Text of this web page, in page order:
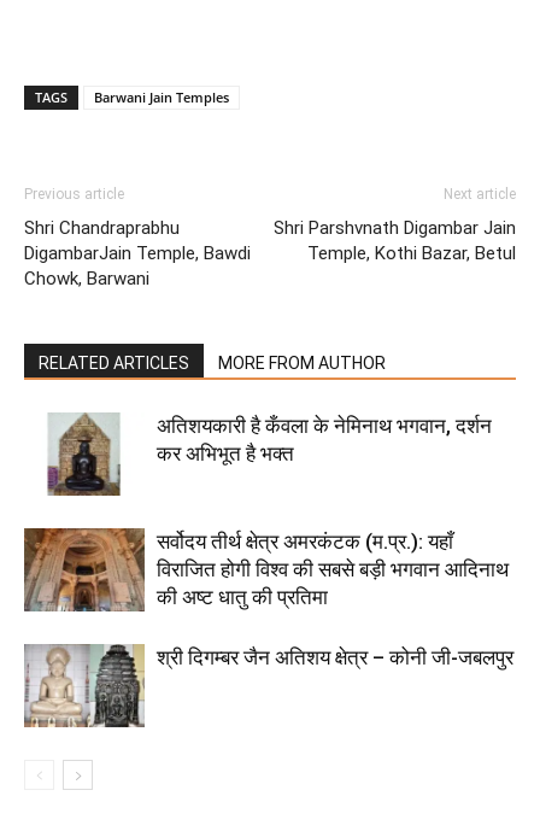
TAGS Barwani Jain Temples
Previous article
Shri Chandraprabhu
DigambarJain Temple, Bawdi
Chowk, Barwani
Next article
Shri Parshvnath Digambar Jain
Temple, Kothi Bazar, Betul
RELATED ARTICLES MORE FROM AUTHOR
अतिशयकारी है कँवला के नेमिनाथ भगवान, दर्शन
कर अभिभूत है भक्त
सर्वोदय तीर्थ क्षेत्र अमरकंटक (म.प्र.): यहाँ
विराजित होगी विश्व की सबसे बड़ी भगवान आदिनाथ
की अष्ट धातु की प्रतिमा
श्री दिगम्बर जैन अतिशय क्षेत्र – कोनी जी-जबलपुर